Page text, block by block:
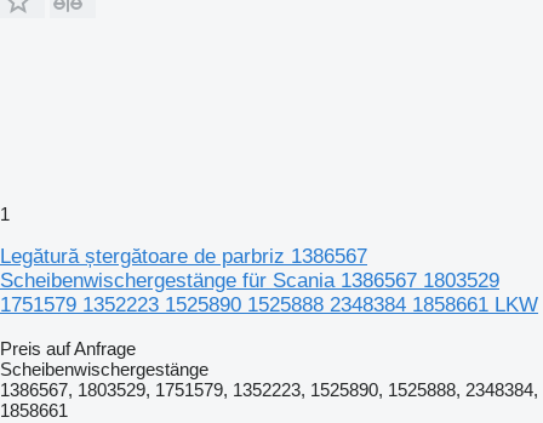
1
Legătură ștergătoare de parbriz 1386567
Scheibenwischergestänge für Scania 1386567 1803529
1751579 1352223 1525890 1525888 2348384 1858661 LKW
Preis auf Anfrage
Scheibenwischergestänge
1386567, 1803529, 1751579, 1352223, 1525890, 1525888, 2348384,
1858661